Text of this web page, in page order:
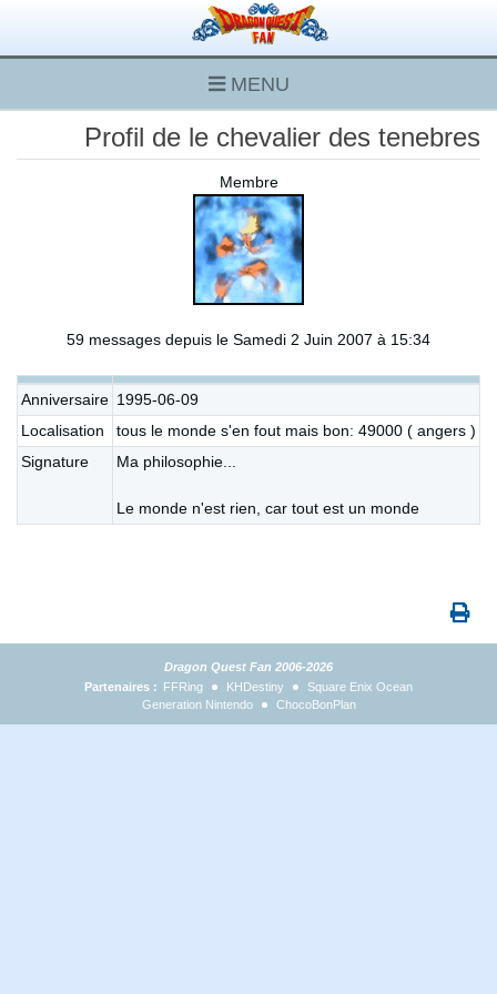
MENU
Profil de le chevalier des tenebres
Membre
59 messages depuis le Samedi 2 Juin 2007 à 15:34
Anniversaire 1995-06-09
Localisation
tous le monde s'en fout mais bon: 49000 ( angers )
Signature
Ma philosophie...
Le monde n'est rien, car tout est un monde
Dragon Quest Fan 2006-2026
Partenaires : FFRing KHDestiny
Square Enix Ocean
Generation Nintendo
ChocoBonPlan